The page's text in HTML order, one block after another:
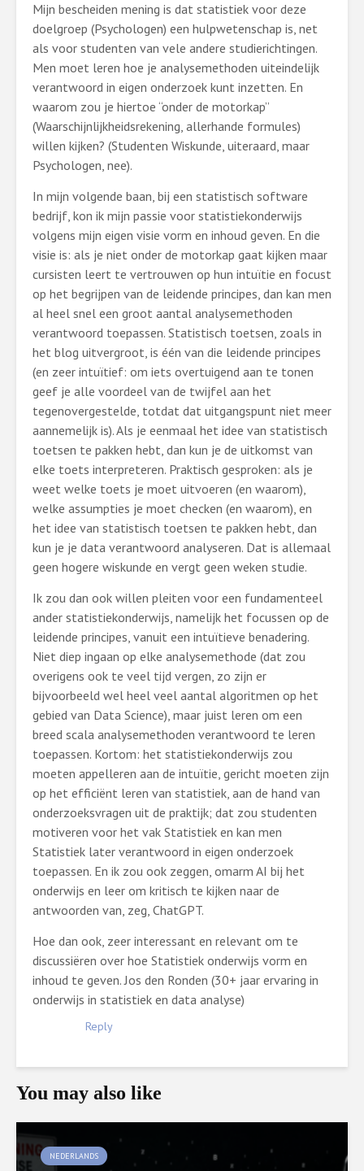
Mijn bescheiden mening is dat statistiek voor deze
doelgroep (Psychologen) een hulpwetenschap is, net
als voor studenten van vele andere studierichtingen.
Men moet leren hoe je analysemethoden uiteindelijk
verantwoord in eigen onderzoek kunt inzetten. En
waarom zou je hiertoe “onder de motorkap”
(Waarschijnlijkheidsrekening, allerhande formules)
willen kijken? (Studenten Wiskunde, uiteraard, maar
Psychologen, nee).
In mijn volgende baan, bij een statistisch software
bedrijf, kon ik mijn passie voor statistiekonderwijs
volgens mijn eigen visie vorm en inhoud geven. En die
visie is: als je niet onder de motorkap gaat kijken maar
cursisten leert te vertrouwen op hun intuïtie en focust
op het begrijpen van de leidende principes, dan kan men
al heel snel een groot aantal analysemethoden
verantwoord toepassen. Statistisch toetsen, zoals in
het blog uitvergroot, is één van die leidende principes
(en zeer intuïtief: om iets overtuigend aan te tonen
geef je alle voordeel van de twijfel aan het
tegenovergestelde, totdat dat uitgangspunt niet meer
aannemelijk is). Als je eenmaal het idee van statistisch
toetsen te pakken hebt, dan kun je de uitkomst van
elke toets interpreteren. Praktisch gesproken: als je
weet welke toets je moet uitvoeren (en waarom),
welke assumpties je moet checken (en waarom), en
het idee van statistisch toetsen te pakken hebt, dan
kun je je data verantwoord analyseren. Dat is allemaal
geen hogere wiskunde en vergt geen weken studie.
Ik zou dan ook willen pleiten voor een fundamenteel
ander statistiekonderwijs, namelijk het focussen op de
leidende principes, vanuit een intuïtieve benadering.
Niet diep ingaan op elke analysemethode (dat zou
overigens ook te veel tijd vergen, zo zijn er
bijvoorbeeld wel heel veel aantal algoritmen op het
gebied van Data Science), maar juist leren om een
breed scala analysemethoden verantwoord te leren
toepassen. Kortom: het statistiekonderwijs zou
moeten appelleren aan de intuïtie, gericht moeten zijn
op het efficiënt leren van statistiek, aan de hand van
onderzoeksvragen uit de praktijk; dat zou studenten
motiveren voor het vak Statistiek en kan men
Statistiek later verantwoord in eigen onderzoek
toepassen. En ik zou ook zeggen, omarm AI bij het
onderwijs en leer om kritisch te kijken naar de
antwoorden van, zeg, ChatGPT.
Hoe dan ook, zeer interessant en relevant om te
discussiëren over hoe Statistiek onderwijs vorm en
inhoud te geven. Jos den Ronden (30+ jaar ervaring in
onderwijs in statistiek en data analyse)
Reply
You may also like
NEDERLANDS